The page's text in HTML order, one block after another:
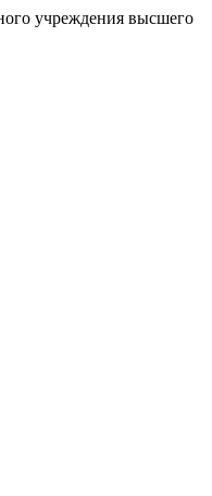
учреждения высшего